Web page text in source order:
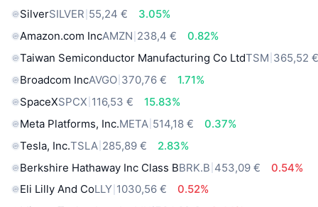
SilverSILVER 55,24 €
3.05%
Amazon.com IncAMZN 238,4 €
0.82%
Taiwan Semiconductor Manufacturing Co LtdTSM 365,52
Broadcom IncAVGO 370,76 €
1.71%
SpaceXSPCX 116,53 €
15.83%
Meta Platforms, Inc.META 514,18 €
0.37%
Tesla, Inc.TSLA 285,89 €
2.83%
Berkshire Hathaway Inc Class BBRK.B 453,09 €
0.54%
Eli Lilly And CoLLY 1030,56 €
0.52%